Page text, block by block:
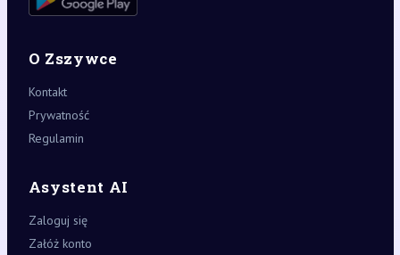
O Zszywce
Kontakt
Prywatność
Regulamin
Asystent AI
Zaloguj się
Załóż konto